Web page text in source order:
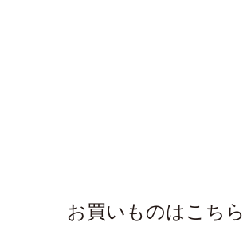
お買いものはこちら